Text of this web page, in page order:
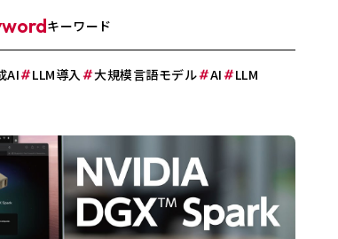
キーワード
AI LLM導入 大規模言語モデル AI LLM